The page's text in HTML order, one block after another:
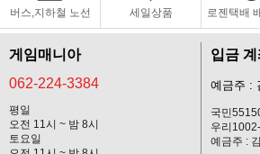
버스,지하철 노선 세일상품 로젠택배
게임매니아
062-224-3384
평일
오전 11시 ~ 밤 8시
토요일
입금
예금주 :
국민
우리
예금주 :